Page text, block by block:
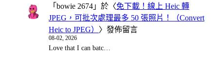
「 bowie 2674 」於〈免下載！線上 Heic 轉
JPEG，可批次處理最多 50 張照片！（Convert
Heic to JPEG） 〉發佈留言
08-02, 2026
Love that I can batc…